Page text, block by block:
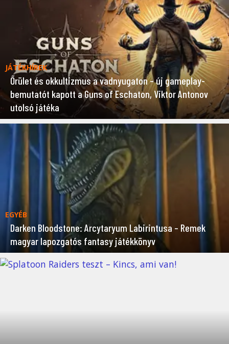
JÁTÉKHÍREK
Őrület és okkultizmus a vadnyugaton – új gameplay-
bemutatót kapott a Guns of Eschaton, Viktor Antonov
utolsó játéka
EGYÉB
Darken Bloodstone: Arcytaryum Labirintusa – Remek
magyar lapozgatós fantasy játékkönyv